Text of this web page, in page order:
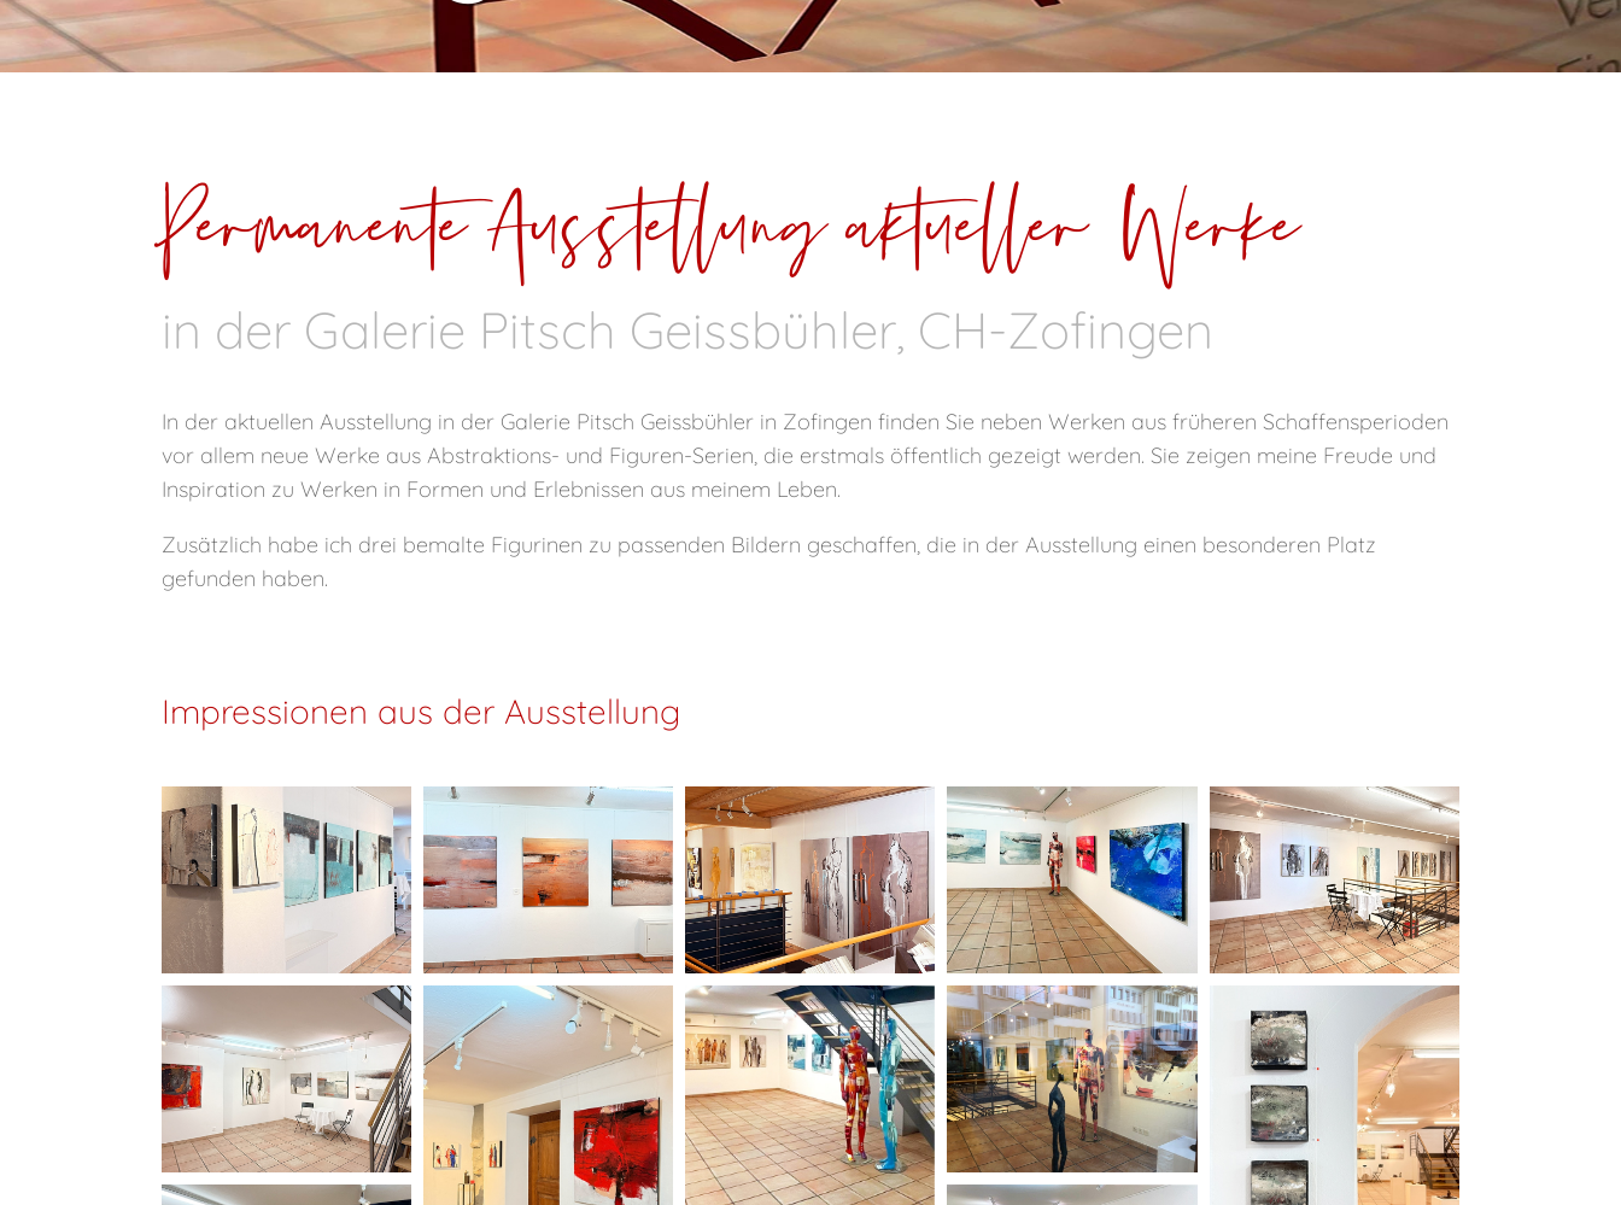
Permanente Ausstellung aktueller Werke
in der Galerie Pitsch Geissbühler, CH-Zofingen
In der aktuellen Ausstellung in der Galerie Pitsch Geissbühler in Zofingen finden Sie neben Werken aus früheren Schaffensperioden
vor allem neue Werke aus Abstraktions- und Figuren-Serien, die erstmals öffentlich gezeigt werden. Sie zeigen meine Freude und
Inspiration zu Werken in Formen und Erlebnissen aus meinem Leben.
Zusätzlich habe ich drei bemalte Figurinen zu passenden Bildern geschaffen, die in der Ausstellung einen besonderen Platz
gefunden haben.
Impressionen aus der Ausstellung